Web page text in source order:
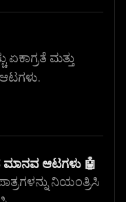
ಮತ್ತು
ಆಟಗಳು 🤖
ನಿಯಂತ್ರಿಸಿ